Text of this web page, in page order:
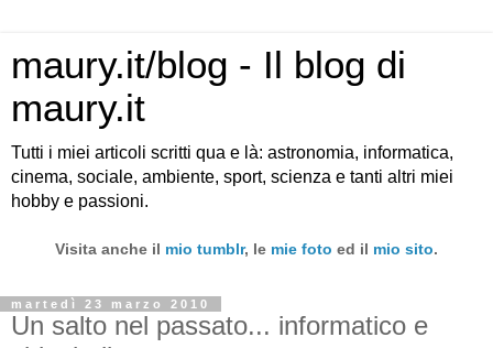
maury.it/blog - Il blog di
maury.it
Tutti i miei articoli scritti qua e là: astronomia, informatica,
cinema, sociale, ambiente, sport, scienza e tanti altri miei
hobby e passioni.
Visita anche il mio tumblr, le mie foto ed il mio sito.
martedì 23 marzo 2010
Un salto nel passato... informatico e